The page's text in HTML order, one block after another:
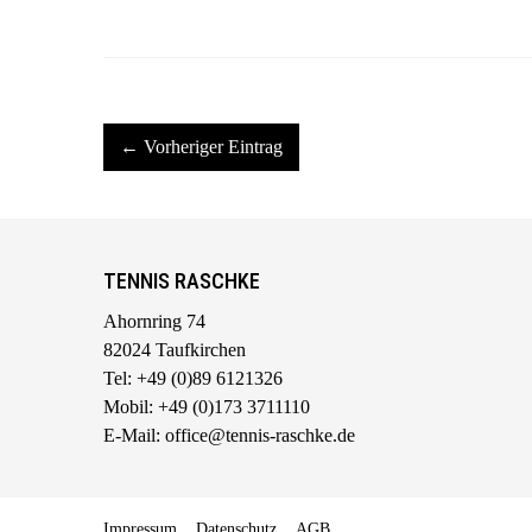
← Vorheriger Eintrag
TENNIS RASCHKE
Ahornring 74
82024 Taufkirchen
Tel: +49 (0)89 6121326
Mobil: +49 (0)173 3711110
E-Mail: office@tennis-raschke.de